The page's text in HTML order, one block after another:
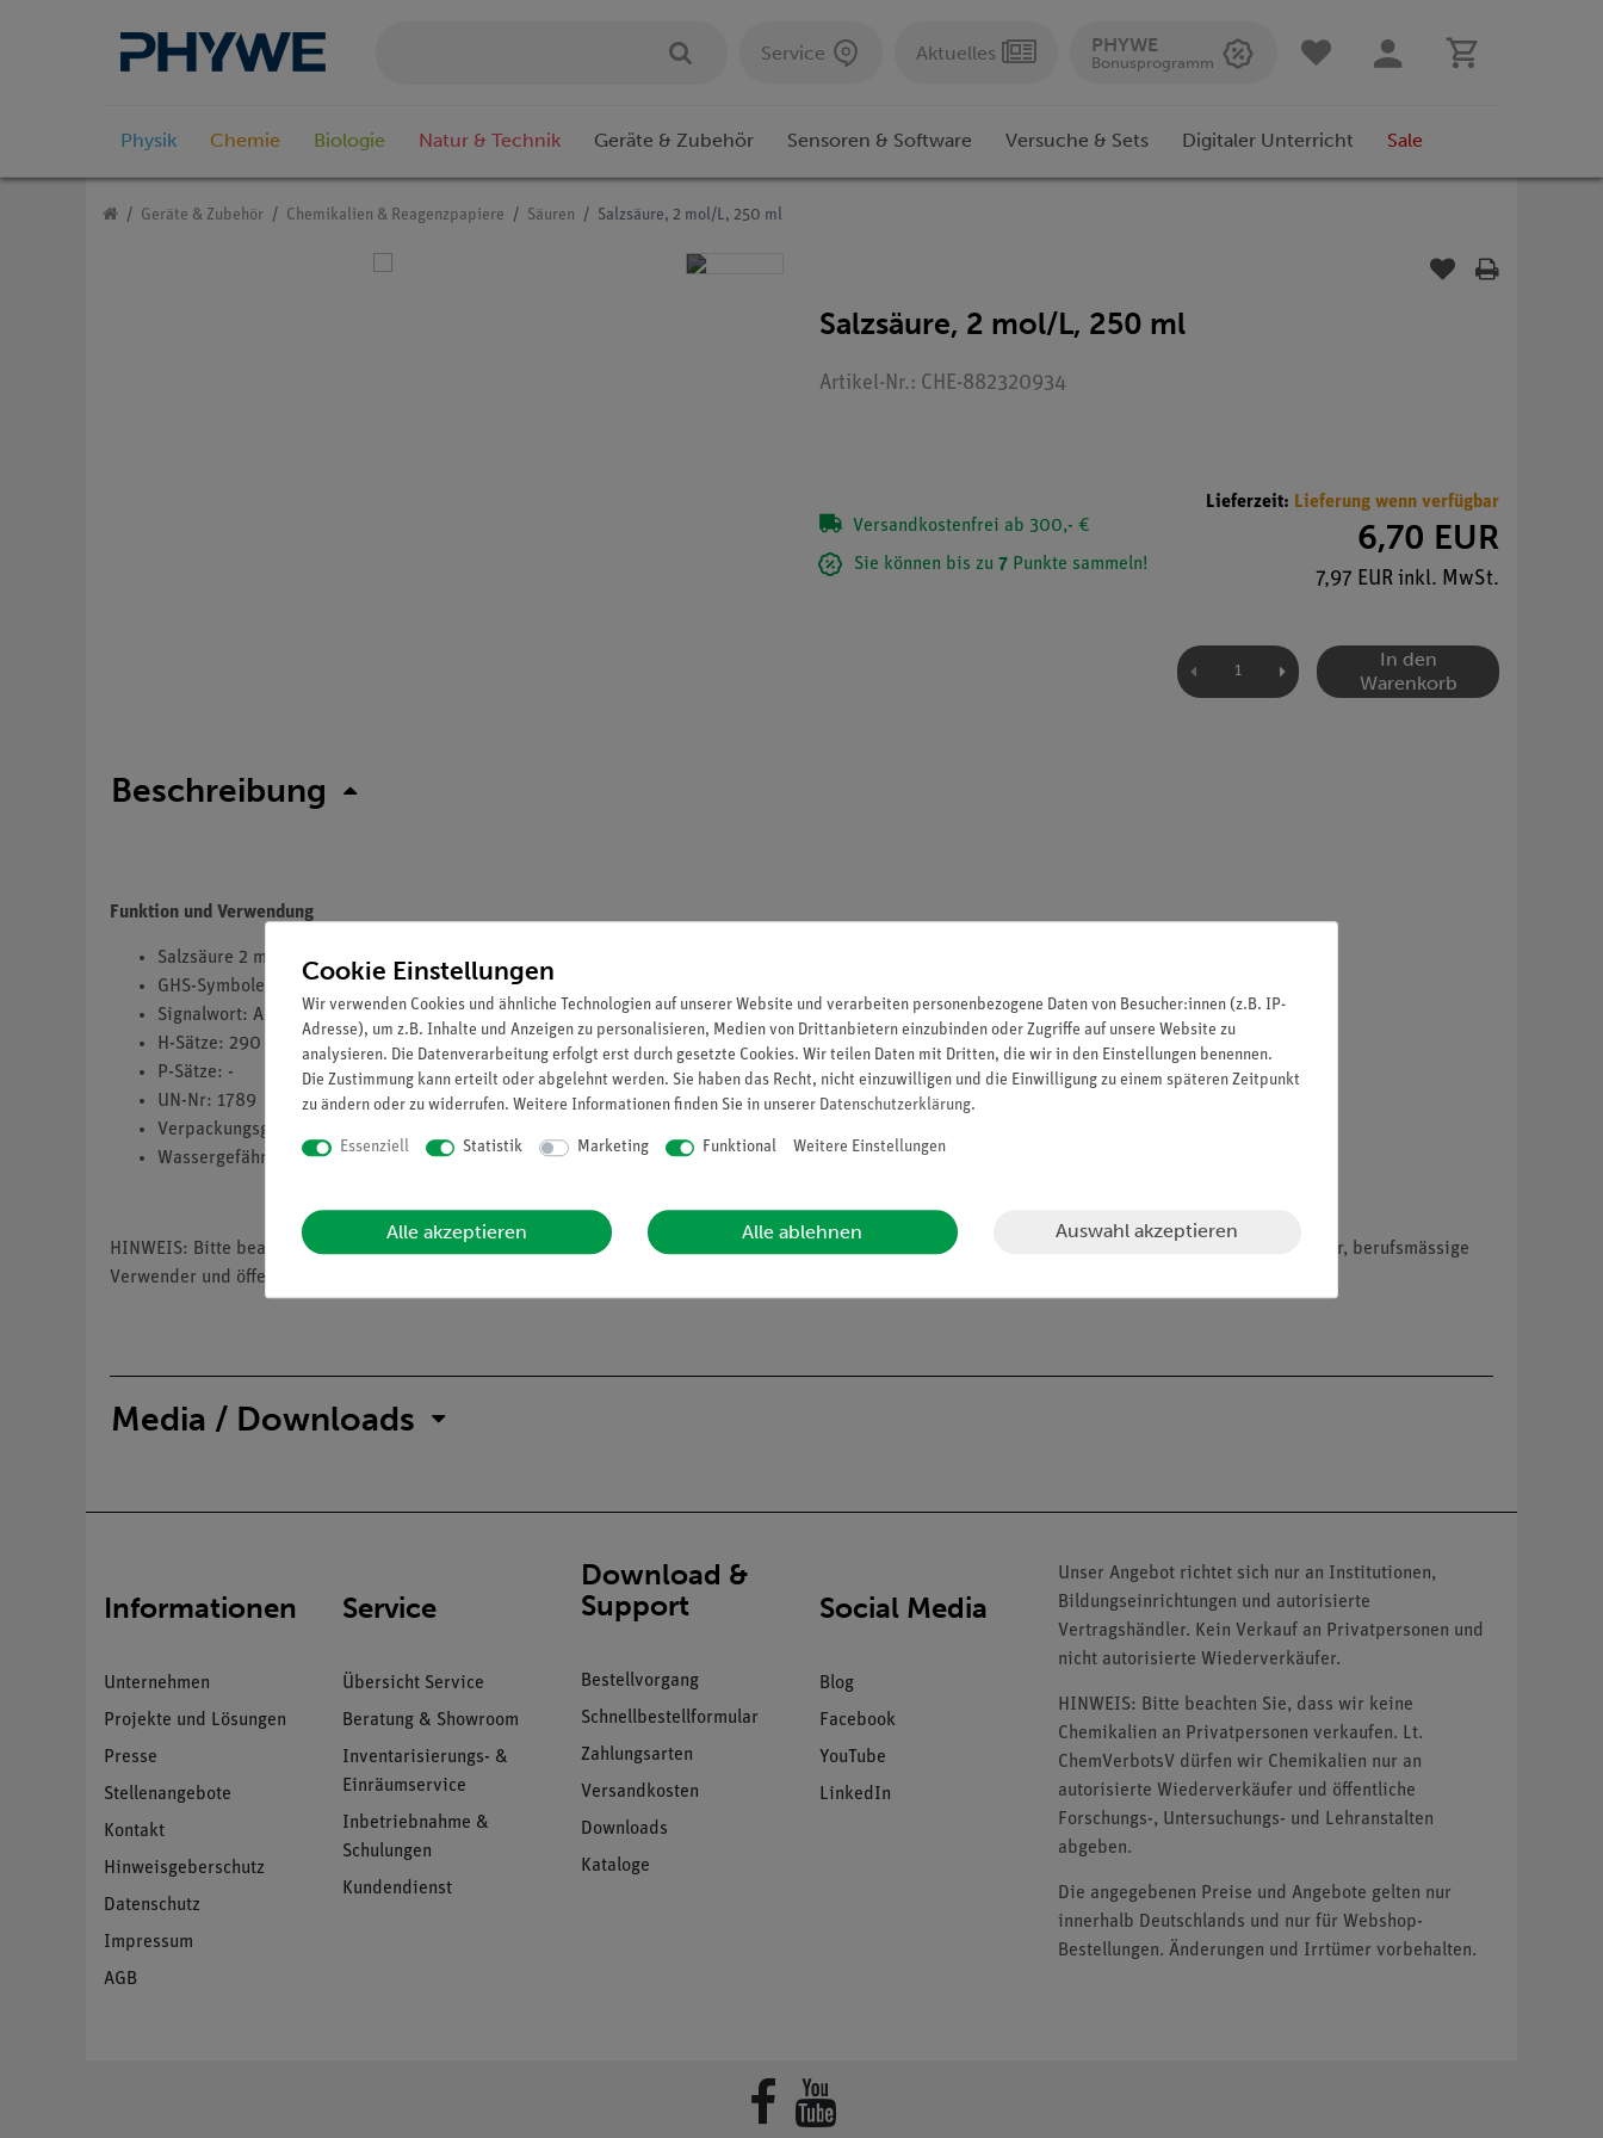
Service Aktuelles PHYWE
Bonusprogramm
Physik Chemie Biologie Natur & Technik Geräte & Zubehör Sensoren & Software Versuche & Sets Digitaler Unterricht Sale
Geräte & Zubehör Chemikalien & Reagenzpapiere Säuren Salzsäure, 2 mol/L, 250 ml
Salzsäure, 2 mol/L, 250 ml
Artikel-Nr.: CHE-882320934
Versandkostenfrei ab 300,- €
Sie können bis zu 7 Punkte sammeln!
Lieferzeit: Lieferung wenn verfügbar
6,70 EUR
7,97 EUR inkl. MwSt.
In den
Warenkorb
Beschreibung
Funktion und Verwendung
Salzsäure 2 mol/L
GHS-Symbole(s): GHS05
Signalwort: Achtung
H-Sätze: 290
P-Sätze: -
UN-Nr: 1789
Verpackungsgruppe: 2
Wassergefährdungsklasse: 1
HINWEIS: Bitte beachten Sie, dass wir keine Chemikalien an Privatpersonen verkaufen. Lt. ChemVerbotsV dürfen wir Chemikalien nur an Wiederverkäufer, berufsmässige
Verwender und öffentliche Forschungs-, Untersuchungs- und Lehranstalten abgeben.
Media / Downloads
Informationen
Unternehmen
Projekte und Lösungen
Presse
Stellenangebote
Kontakt
Hinweisgeberschutz
Datenschutz
Impressum
AGB
Service
Übersicht Service
Beratung & Showroom
Inventarisierungs- &
Einräumservice
Inbetriebnahme &
Schulungen
Kundendienst
Download &
Support
Bestellvorgang
Schnellbestellformular
Zahlungsarten
Versandkosten
Downloads
Kataloge
Social Media
Blog
Facebook
YouTube
LinkedIn
Unser Angebot richtet sich nur an Institutionen,
Bildungseinrichtungen und autorisierte
Vertragshändler. Kein Verkauf an Privatpersonen und
nicht autorisierte Wiederverkäufer.
HINWEIS: Bitte beachten Sie, dass wir keine
Chemikalien an Privatpersonen verkaufen. Lt.
ChemVerbotsV dürfen wir Chemikalien nur an
autorisierte Wiederverkäufer und öffentliche
Forschungs-, Untersuchungs- und Lehranstalten
abgeben.
Die angegebenen Preise und Angebote gelten nur
innerhalb Deutschlands und nur für Webshop-
Bestellungen. Änderungen und Irrtümer vorbehalten.
Cookie Einstellungen
Wir verwenden Cookies und ähnliche Technologien auf unserer Website und verarbeiten personenbezogene Daten von Besucher:innen (z.B. IP-
Adresse), um z.B. Inhalte und Anzeigen zu personalisieren, Medien von Drittanbietern einzubinden oder Zugriffe auf unsere Website zu
analysieren. Die Datenverarbeitung erfolgt erst durch gesetzte Cookies. Wir teilen Daten mit Dritten, die wir in den Einstellungen benennen.
Die Zustimmung kann erteilt oder abgelehnt werden. Sie haben das Recht, nicht einzuwilligen und die Einwilligung zu einem späteren Zeitpunkt
zu ändern oder zu widerrufen. Weitere Informationen finden Sie in unserer Daten­schutz­erklärung.
Essenziell Statistik Marketing Funktional Weitere Einstellungen
Alle akzeptieren Alle ablehnen Auswahl akzeptieren